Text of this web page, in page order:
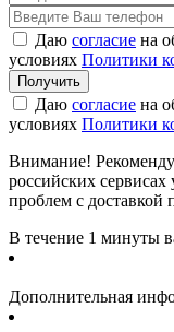
Даю согласие на
условиях Политики
Даю согласие на
условиях Политики
Внимание!
российских
проблем с доставкой
В течение 1 минуты
Дополнительная